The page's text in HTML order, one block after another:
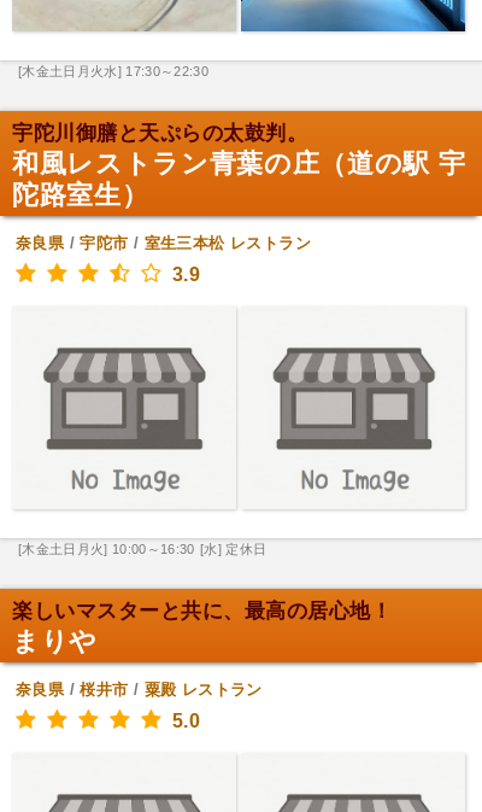
[木金土日月火水] 17:30～22:30
宇陀川御膳と天ぷらの太鼓判。
和風レストラン青葉の庄（道の駅 宇
陀路室生）
奈良県/宇陀市 / 室生三本松 レストラン
3.9
[木金土日月火] 10:00～16:30 [水] 定休日
楽しいマスターと共に、最高の居心地！
まりや
奈良県/桜井市 / 粟殿 レストラン
5.0